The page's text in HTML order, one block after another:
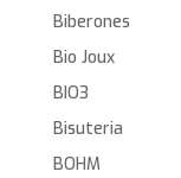
Biberones
Bio Joux
BIO3
Bisuteria
BOHM